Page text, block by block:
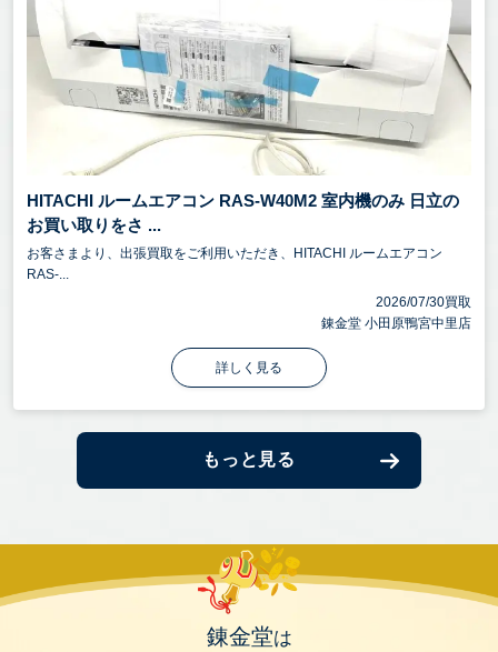
HITACHI ルームエアコン RAS-W40M2 室内機のみ 日立の
お買い取りをさ ...
お客さまより、出張買取をご利用いただき、HITACHI ルームエアコン
RAS-...
2026/07/30買取
錬金堂 小田原鴨宮中里店
詳しく見る
もっと見る
錬金堂は